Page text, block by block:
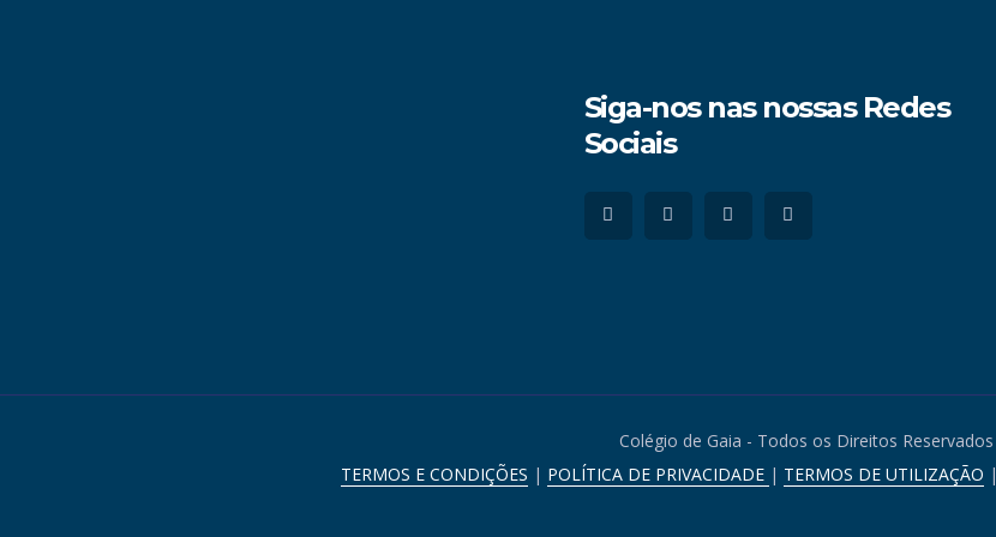
Siga-nos nas nossas Redes
Sociais
Colégio de Gaia - Todos os Direitos Reservados
TERMOS E CONDIÇÕES | POLÍTICA DE PRIVACIDADE | TERMOS DE UTILIZAÇÃO |